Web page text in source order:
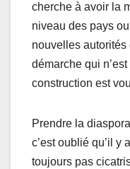
cherche à avoir la
niveau des pays
nouvelles
démarche qui
construction est
Prendre la
c’est oublié qu’il y
toujours pas